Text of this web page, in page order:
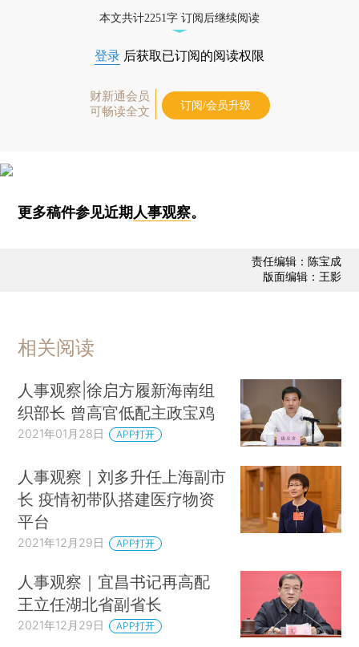
本文共计2251字 订阅后继续阅读
登录 后获取已订阅的阅读权限
财新通会员
可畅读全文
订阅/会员升级
更多稿件参见近期人事观察。
责任编辑：陈宝成
版面编辑：王影
相关阅读
人事观察|徐启方履新海南组
织部长 曾高官低配主政宝鸡
2021年01月28日 APP打开
人事观察｜刘多升任上海副市
长 疫情初带队搭建医疗物资
平台
2021年12月29日 APP打开
人事观察｜宜昌书记再高配
王立任湖北省副省长
2021年12月29日 APP打开